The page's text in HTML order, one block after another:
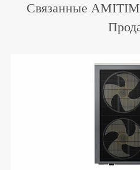
Связанные